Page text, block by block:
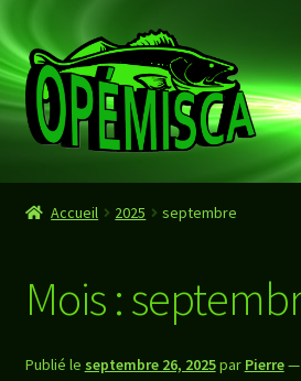
Aller
à
la
navigation
Aller
au
contenu
Accueil
Panier
Valider Commande
Accueil 2025 septembre
Mois :
Publié le septembre 26, 2025par Pierre—